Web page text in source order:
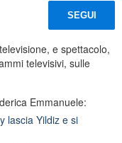
SEGUI
e spettacolo,
televisivi, sulle
Emmanuele:
lascia Yildiz e si